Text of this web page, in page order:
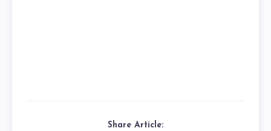
Share Article: